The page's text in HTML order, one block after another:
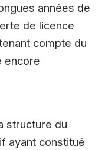
années de
de licence
compte du
encore
structure du
ayant constitué